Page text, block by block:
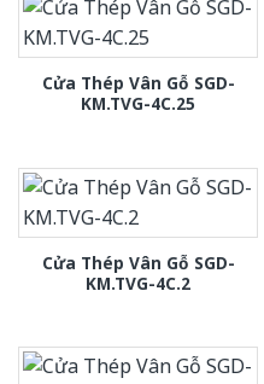
Cửa Thép Vân Gỗ SGD-
KM.TVG-4C.25
Cửa Thép Vân Gỗ SGD-
KM.TVG-4C.2